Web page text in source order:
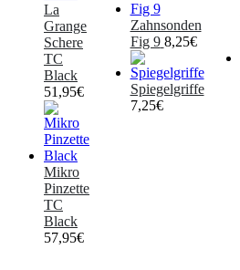
La
Grange
Schere
TC
Black
51,95€
Mikro
Pinzette
TC
Black
57,95€
Zahnsonden
Fig 9 8,25€
Spiegelgriffe
7,25€